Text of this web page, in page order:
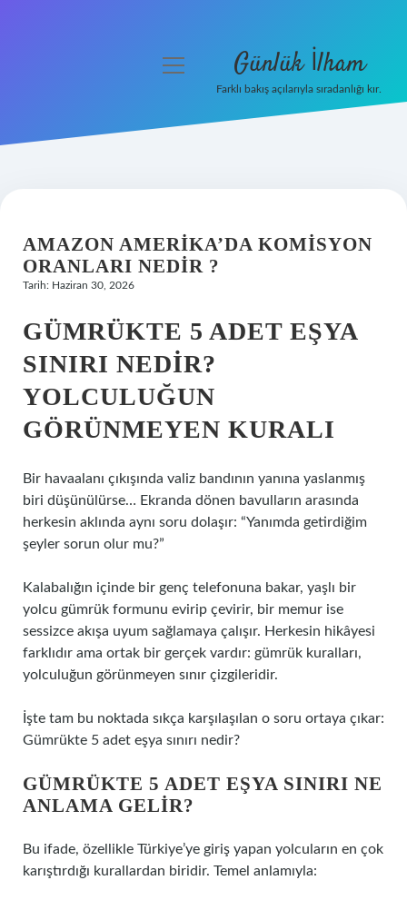
Hakkımızda
menüyü
Günlük İlham
Farklı bakış açılarıyla sıradanlığı kır.
AMAZON AMERIKA’DA KOMISYON
ORANLARI NEDIR ?
Tarih: Haziran 30, 2026
GÜMRÜKTE 5 ADET EŞYA
SINIRI NEDIR?
YOLCULUĞUN
GÖRÜNMEYEN KURALI
Bir havaalanı çıkışında valiz bandının yanına yaslanmış
biri düşünülürse… Ekranda dönen bavulların arasında
herkesin aklında aynı soru dolaşır: “Yanımda getirdiğim
şeyler sorun olur mu?”
Kalabalığın içinde bir genç telefonuna bakar, yaşlı bir
yolcu gümrük formunu evirip çevirir, bir memur ise
sessizce akışa uyum sağlamaya çalışır. Herkesin hikâyesi
farklıdır ama ortak bir gerçek vardır: gümrük kuralları,
yolculuğun görünmeyen sınır çizgileridir.
İşte tam bu noktada sıkça karşılaşılan o soru ortaya çıkar:
Gümrükte 5 adet eşya sınırı nedir?
GÜMRÜKTE 5 ADET EŞYA SINIRI NE
ANLAMA GELIR?
Bu ifade, özellikle Türkiye’ye giriş yapan yolcuların en çok
karıştırdığı kurallardan biridir. Temel anlamıyla: